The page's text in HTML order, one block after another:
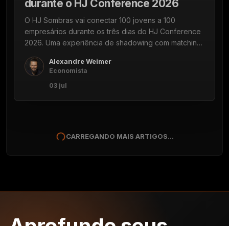
durante o HJ Conference 2026
O HJ Sombras vai conectar 100 jovens a 100
empresários durante os três dias do HJ Conference
2026. Uma experiência de shadowing com matching
Alexandre Weimer
Economista
03 jul
CARREGANDO MAIS ARTIGOS...